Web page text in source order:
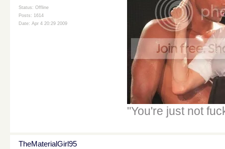
Status: Offline
Posts: 1614
Date: Apr 4 20:29 2009
"You're just not
TheMaterialGirl95